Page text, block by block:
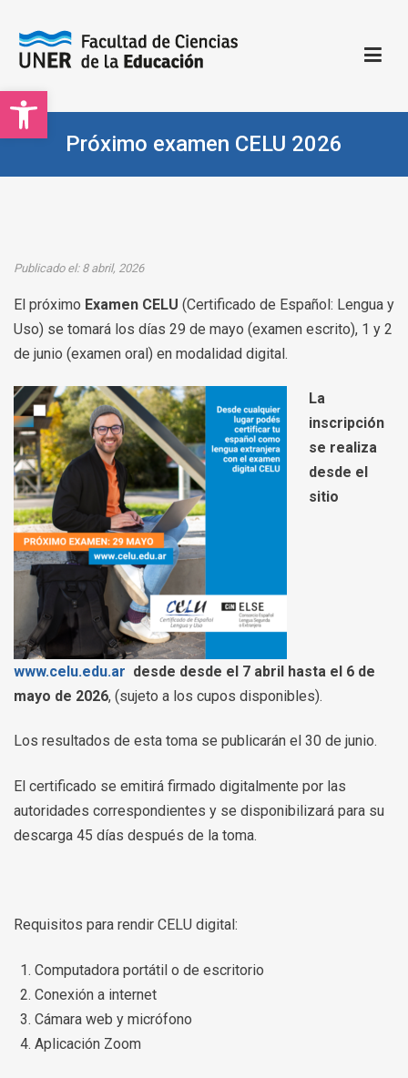
Open toolbar
contenido
Facultad de Ciencias de la Educación | UNER
Sitio oficial de la Facultad de Ciencias de la Educación
Próximo examen CELU 2026
Publicado el: 8 abril, 2026
El próximo Examen CELU (Certificado de Español: Lengua y
Uso) se tomará los días 29 de mayo (examen escrito), 1 y 2
de junio (examen oral) en modalidad digital.
La
inscripción
se realiza
desde el
sitio
www.celu.edu.ar desde desde el 7 abril hasta el 6 de
mayo de 2026, (sujeto a los cupos disponibles).
Los resultados de esta toma se publicarán el 30 de junio.
El certificado se emitirá firmado digitalmente por las
autoridades correspondientes y se disponibilizará para su
descarga 45 días después de la toma.
Requisitos para rendir CELU digital:
Computadora portátil o de escritorio
Conexión a internet
Cámara web y micrófono
Aplicación Zoom